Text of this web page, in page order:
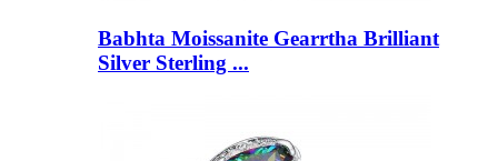
Babhta Moissanite Gearrtha Brilliant
Silver Sterling ...